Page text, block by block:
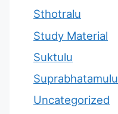
Sthotralu
Study Material
Suktulu
Suprabhatamulu
Uncategorized